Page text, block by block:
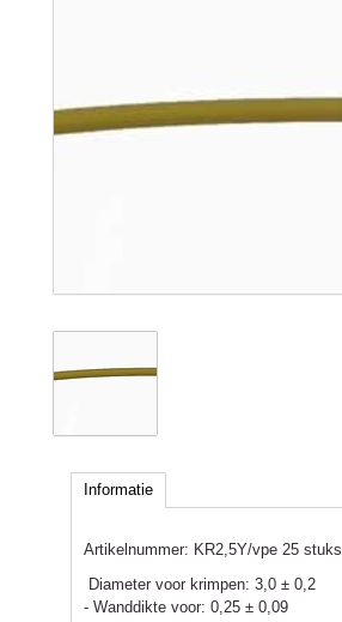
Informatie
Artikelnummer: KR2,5Y/vpe 25 stuks
Diameter voor krimpen: 3,0 ± 0,2
- Wanddikte voor: 0,25 ± 0,09